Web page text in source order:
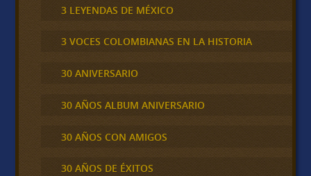
3 LEYENDAS DE MÉXICO
3 VOCES COLOMBIANAS EN LA HISTORIA
30 ANIVERSARIO
30 AÑOS ALBUM ANIVERSARIO
30 AÑOS CON AMIGOS
30 AÑOS DE ÉXITOS